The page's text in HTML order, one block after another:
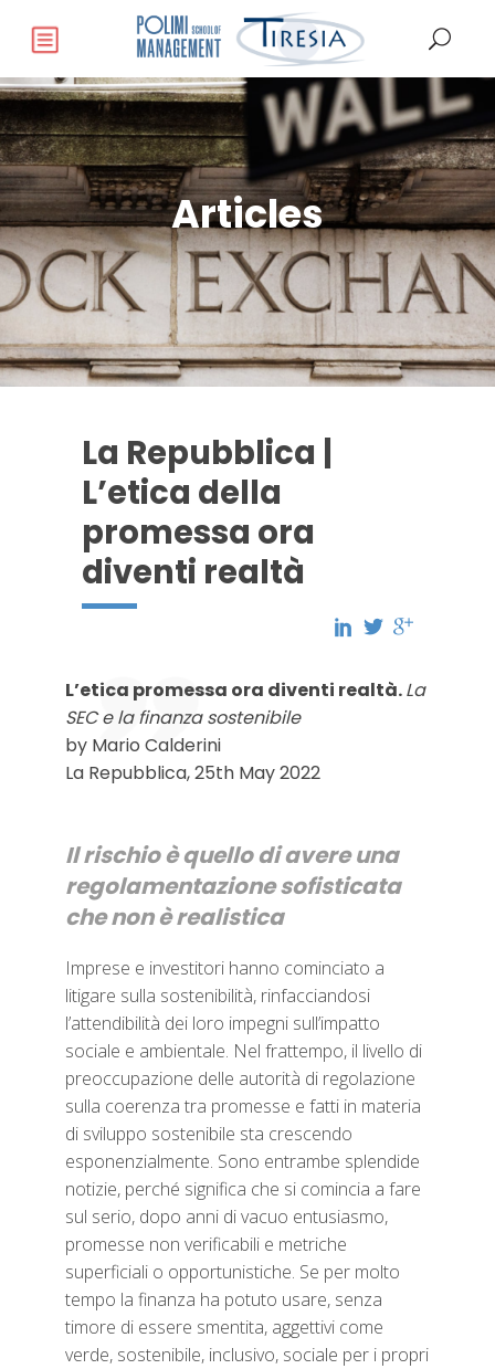
Articles
La Repubblica |
L’etica della
promessa ora
diventi realtà
L’etica promessa ora diventi realtà.La
SEC e la finanza sostenibile
by Mario Calderini
La Repubblica, 25th May 2022
Il rischio è quello di avere una
regolamentazione sofisticata
che non è realistica
Imprese e investitori hanno cominciato a
litigare sulla sostenibilità, rinfacciandosi
l’attendibilità dei loro impegni sull’impatto
sociale e ambientale. Nel frattempo, il livello di
preoccupazione delle autorità di regolazione
sulla coerenza tra promesse e fatti in materia
di sviluppo sostenibile sta crescendo
esponenzialmente. Sono entrambe splendide
notizie, perché significa che si comincia a fare
sul serio, dopo anni di vacuo entusiasmo,
promesse non verificabili e metriche
superficiali o opportunistiche. Se per molto
tempo la finanza ha potuto usare, senza
timore di essere smentita, aggettivi come
verde, sostenibile, inclusivo, sociale per i propri